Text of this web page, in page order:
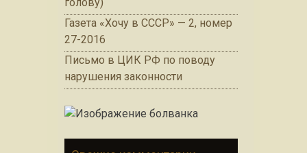
Газета «Хочу в СССР» — 2, номер
27-2016
Письмо в ЦИК РФ по поводу
нарушения законности